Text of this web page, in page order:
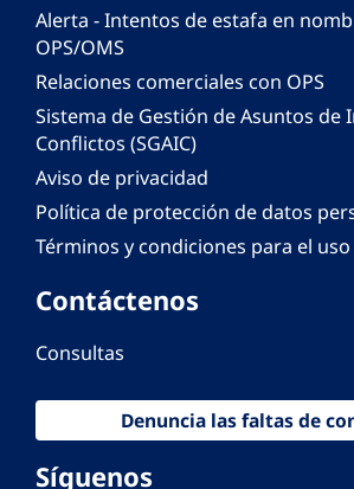
Alerta - Intentos de estafa en
OPS/OMS
Relaciones comerciales con OPS
Sistema de Gestión de Asuntos de
Conflictos (SGAIC)
Aviso de privacidad
Política de protección de datos
Términos y condiciones para el
Contáctenos
Consultas
Denuncia las faltas de
Síguenos